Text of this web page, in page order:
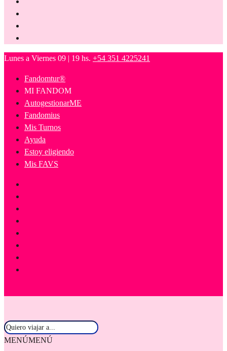
Lunes a Viernes 09 | 19 hs. +54 351 4225241
Fandomtur®
MI FANDOM
AutogestionarME
Fandomius
Mis Turnos
Ayuda
Estoy eligiendo
Mis FAVS
MENÚMENÚ